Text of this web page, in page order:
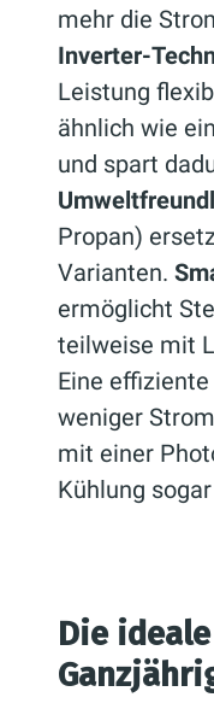
mehr die
Inverter-
Leistung
ähnlich wie
und spart
Propan)
Varianten.
ermöglicht
teilweise mit
Eine
weniger
mit einer
Kühlung
Die